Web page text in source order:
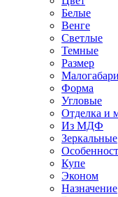
Белые
Венге
Светлые
Темные
Размер
Форма
Угловые
Отделка и
Из МДФ
Зеркальные
Купе
Эконом
Назначение